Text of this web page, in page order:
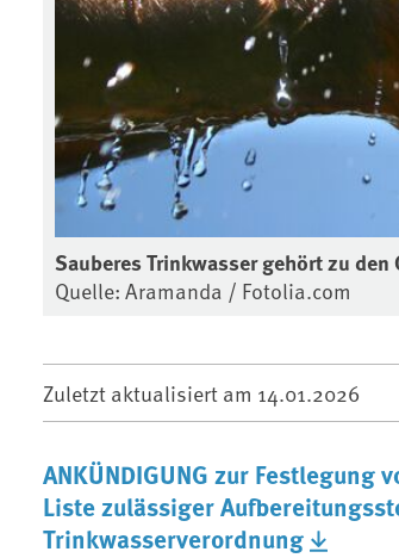
Sauberes Trinkwasser gehört zu
Quelle: Aramanda / Fotolia.com
Zuletzt aktualisiert am 14.01.2026
ANKÜNDIGUNG zur
Liste zulässiger
Trinkwasserverordnung